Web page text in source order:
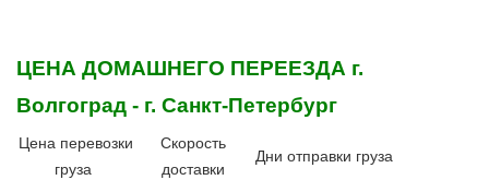
ЦЕНА ДОМАШНЕГО ПЕРЕЕЗДА г.
Волгоград - г. Санкт-Петербург
Цена перевозки
груза
Скорость
доставки
Дни отправки груза